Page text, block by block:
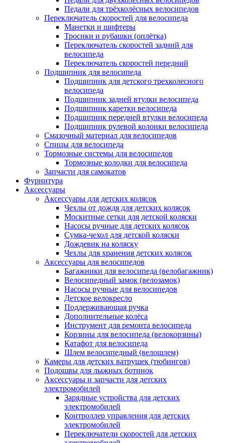
Педали для трёхколёсных велосипедов
Переключатель скоростей для велосипеда
Манетки и шифтеры
Тросики и рубашки (оплётка)
Переключатель скоростей задний для
велосипеда
Переключатель скоростей передний
Подшипник для велосипеда
Подшипник для детского трехколесного
велосипеда
Подшипник задней втулки велосипеда
Подшипник каретки велосипеда
Подшипник передней втулки велосипеда
Подшипник рулевой колонки велосипеда
Смазочный материал для велосипедов
Спицы для велосипеда
Тормозные системы для велосипедов
Тормозные колодки для велосипеда
Запчасти для самокатов
Фурнитура
Аксессуары
Аксессуары для детских колясок
Чехлы от дождя для детских колясок
Москитные сетки для детской коляски
Насосы ручные для детских колясок
Сумка-чехол для детской коляски
Дождевик на коляску
Чехлы для хранения детских колясок
Аксессуары для велосипедов
Багажники для велосипеда (велобагажник)
Велосипедный замок (велозамок)
Насосы ручные для велосипедов
Детское велокресло
Поддерживающая ручка
Дополнительные колёса
Инструмент для ремонта велосипеда
Корзины для велосипеда (велокорзины)
Катафот для велосипеда
Шлем велосипедный (велошлем)
Камеры для детских ватрушек (тюбингов)
Подошвы для лыжных ботинок
Аксессуары и запчасти для детских
электромобилей
Зарядные устройства для детских
электромобилей
Контроллер управления для детских
электромобилей
Переключатели скоростей для детских